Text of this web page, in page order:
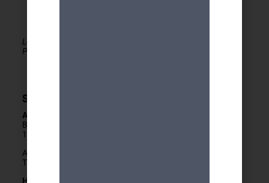
Le MDA Genève - Activités 50+ est membre de la
PLATEFORME du réseau seniors Genève
Secrétariat
Adresse
Boulevard Carl-Vogt 2
1205 Genève
Arrêts Jonction ou Ste-Clotilde
Tram 14, Bus 2/11/19/32/80
Horaires